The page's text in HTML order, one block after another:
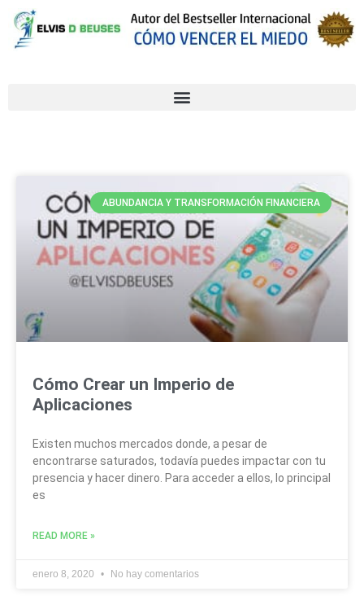
ABUNDANCIA Y TRANSFORMACIÓN FINANCIERA
Cómo Crear un Imperio de
Aplicaciones
Existen muchos mercados donde, a pesar de
encontrarse saturados, todavía puedes impactar con tu
presencia y hacer dinero. Para acceder a ellos, lo principal
es
READ MORE »
enero 8, 2020 No hay comentarios